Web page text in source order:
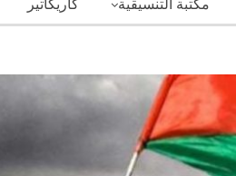
كاريكاتير مكتبة التنسيقية